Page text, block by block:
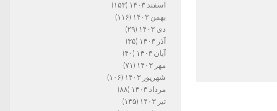
اسفند ۱۴۰۳
(۱۵۳)
بهمن ۱۴۰۳
(۱۱۶)
دی ۱۴۰۳
(۲۹)
آذر ۱۴۰۳
(۳۵)
آبان ۱۴۰۳
(۴۰)
مهر ۱۴۰۳
(۷۱)
شهریور ۱۴۰۳
(۱۰۶)
مرداد ۱۴۰۳
(۸۸)
تیر ۱۴۰۳
(۱۴۵)